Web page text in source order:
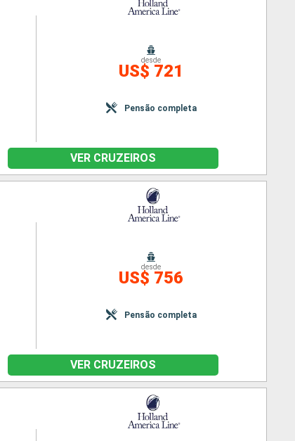
desde
US$ 721
Pensão completa
VER CRUZEIROS
desde
US$ 756
Pensão completa
VER CRUZEIROS